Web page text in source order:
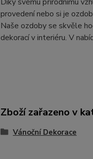
provedení nebo si je
Naše ozdoby se skvěle
dekorací v interiéru. V
Zboží zařazeno v
Vánoční Dekorace